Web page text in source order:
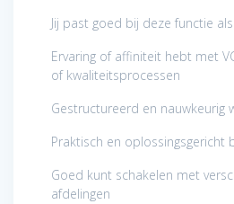
Jij past goed bij deze functie
Ervaring of affiniteit hebt met
of kwaliteitsprocessen
Gestructureerd en nauwkeurig
Praktisch en oplossingsgericht
Goed kunt schakelen met
afdelingen